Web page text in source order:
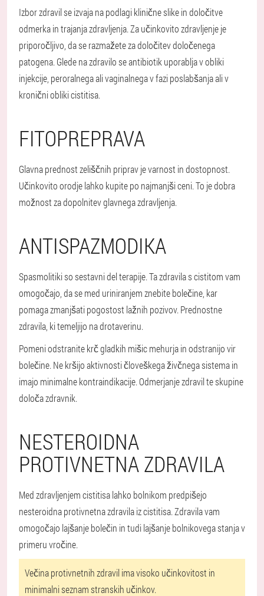
Izbor zdravil se izvaja na podlagi klinične slike in določitve
odmerka in trajanja zdravljenja. Za učinkovito zdravljenje je
priporočljivo, da se razmažete za določitev določenega
patogena. Glede na zdravilo se antibiotik uporablja v obliki
injekcije, peroralnega ali vaginalnega v fazi poslabšanja ali v
kronični obliki cistitisa.
FITOPREPRAVA
Glavna prednost zeliščnih priprav je varnost in dostopnost.
Učinkovito orodje lahko kupite po najmanjši ceni. To je dobra
možnost za dopolnitev glavnega zdravljenja.
ANTISPAZMODIKA
Spasmolitiki so sestavni del terapije. Ta zdravila s cistitom vam
omogočajo, da se med uriniranjem znebite bolečine, kar
pomaga zmanjšati pogostost lažnih pozivov. Prednostne
zdravila, ki temeljijo na drotaverinu.
Pomeni odstranite krč gladkih mišic mehurja in odstranijo vir
bolečine. Ne kršijo aktivnosti človeškega živčnega sistema in
imajo minimalne kontraindikacije. Odmerjanje zdravil te skupine
določa zdravnik.
NESTEROIDNA
PROTIVNETNA ZDRAVILA
Med zdravljenjem cistitisa lahko bolnikom predpišejo
nesteroidna protivnetna zdravila iz cistitisa. Zdravila vam
omogočajo lajšanje bolečin in tudi lajšanje bolnikovega stanja v
primeru vročine.
Večina protivnetnih zdravil ima visoko učinkovitost in
minimalni seznam stranskih učinkov.